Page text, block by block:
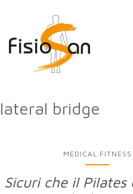
lateral bridge
MEDICAL FITNESS
Sicuri che il Pilates